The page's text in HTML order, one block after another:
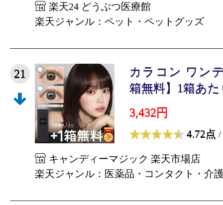
楽天24 どうぶつ医療館
楽天ジャンル：ペット・ペットグッズ
21
カラコン ワン
箱無料】1箱あた
3,432円
4.72点 /
キャンディーマジック 楽天市場店
楽天ジャンル：医薬品・コンタクト・介